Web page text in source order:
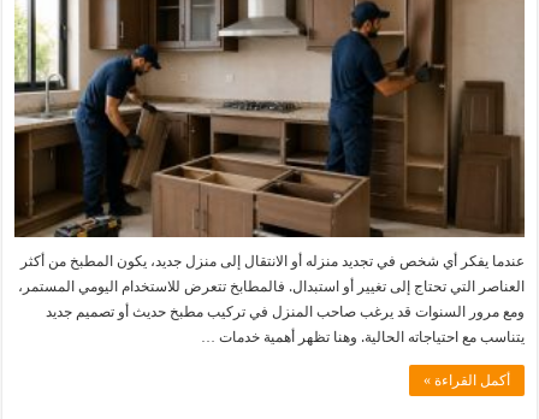
عندما يفكر أي شخص في تجديد منزله أو الانتقال إلى منزل جديد، يكون المطبخ من أكثر
العناصر التي تحتاج إلى تغيير أو استبدال. فالمطابخ تتعرض للاستخدام اليومي المستمر،
ومع مرور السنوات قد يرغب صاحب المنزل في تركيب مطبخ حديث أو تصميم جديد
يتناسب مع احتياجاته الحالية. وهنا تظهر أهمية خدمات …
أكمل القراءة »